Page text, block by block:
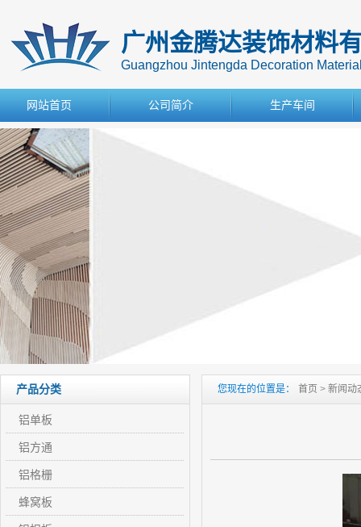
广州金腾达装饰材料
Guangzhou Jintengda Decoration
网站首页 公司简介 生产车间
产品分类
铝单板
铝方通
铝格栅
蜂窝板
您现在的位置是： 首页 > 新闻动